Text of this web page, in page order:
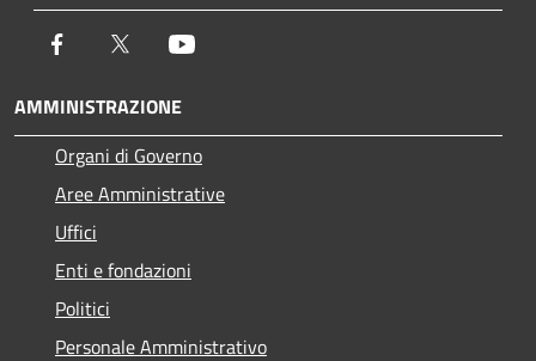
Facebook Twitter
AMMINISTRAZIONE
Organi di Governo
Aree Amministrative
Uffici
Enti e fondazioni
Politici
Personale Amministrativo